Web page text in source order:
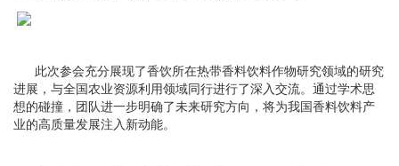
此次参会充分展现了香饮所在热带香料饮料作物研究领域的研究
进展，与全国农业资源利用领域同行进行了深入交流。通过学术思
想的碰撞，团队进一步明确了未来研究方向，将为我国香料饮料产
业的高质量发展注入新动能。